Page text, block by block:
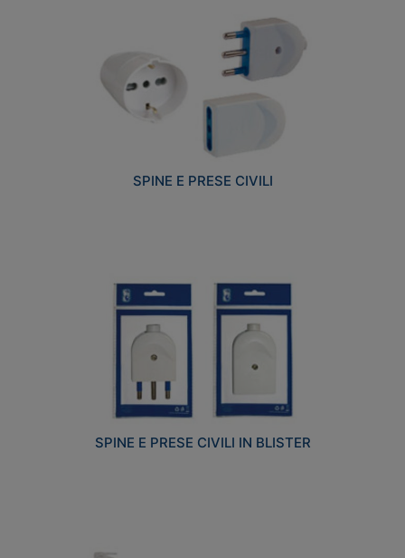
SPINE E PRESE CIVILI
SPINE E PRESE CIVILI IN BLISTER